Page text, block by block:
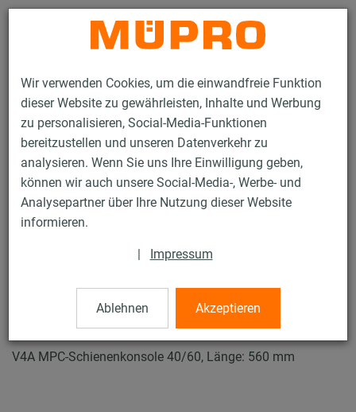
Wir verwenden Cookies, um die einwandfreie Funktion
dieser Website zu gewährleisten, Inhalte und Werbung
zu personalisieren, Social-Media-Funktionen
bereitzustellen und unseren Datenverkehr zu
analysieren. Wenn Sie uns Ihre Einwilligung geben,
können wir auch unsere Social-Media-, Werbe- und
Analysepartner über Ihre Nutzung dieser Website
informieren.
| Impressum
Ablehnen Akzeptieren
Kontakt
Produkte Befestigungstechnik
Lüftungsbefestigung
Installationsschienen für die Lüftungsbefestigung
MPC-Systemschienen (leichter bis mittlerer Lastbereich)
MPC-Schienenkonsolen
MPC-Schienenkonsolen
V4A MPC-Schienenkonsole 40/60, Länge: 560 mm